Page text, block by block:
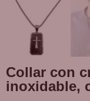
Collar con
inoxidable,